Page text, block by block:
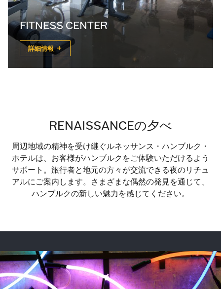
FITNESS CENTER
詳細情報
RENAISSANCEの夕べ
周辺地域の精神を受け継ぐルネッサンス・ハンブルク・
ホテルは、お客様がハンブルクをご体験いただけるよう
サポート。旅行者と地元の方々が交流できる夜のリチュ
アルにご案内します。さまざまな偶然の発見を通じて、
ハンブルクの新しい魅力を感じてください。